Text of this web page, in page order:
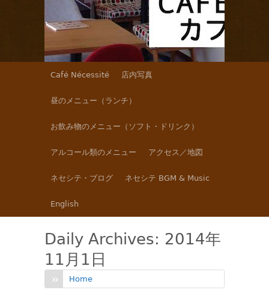
Café Nécessité 店内写真
昼のメニュー（ランチ）
お飲み物のメニュー（ソフト・ドリンク）
アルコール類のメニュー アクセス／地図
ネセシテ・ブログ ネセシテ BGM & Music
English
Daily Archives: 2014年
11月1日
Home